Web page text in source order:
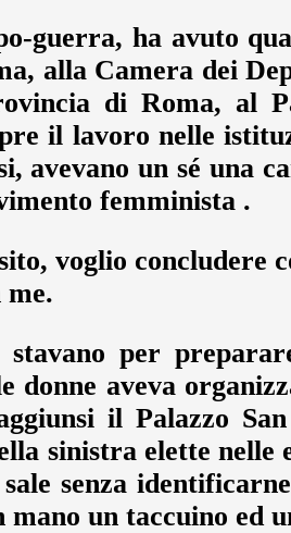
guerra, ha avuto
alla Camera dei
di Roma, al
il lavoro nelle
avevano un sé una
femminista .
voglio concludere
me.
per
donne aveva
il Palazzo
sinistra elette nelle
senza
un taccuino ed